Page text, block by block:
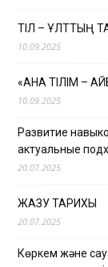
ТІЛ – ҰЛТТЫҢ
10.09.2025
«АНА ТІЛІМ –
10.09.2025
Развитие
актуальные
20.07.2025
ЖАЗУ ТАРИХЫ
20.07.2025
Көркем және